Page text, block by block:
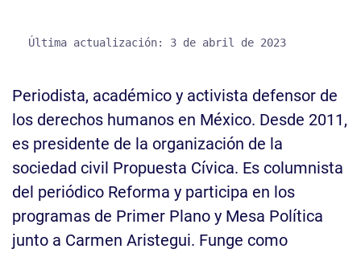
Periodista, académico y activista defensor de
los derechos humanos en México. Desde 2011,
es presidente de la organización de la
sociedad civil Propuesta Cívica. Es columnista
del periódico Reforma y participa en los
programas de Primer Plano y Mesa Política
junto a Carmen Aristegui. Funge como